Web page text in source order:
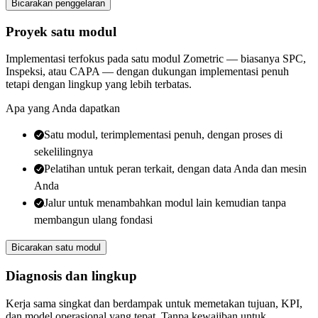
Bicarakan penggelaran
Proyek satu modul
Implementasi terfokus pada satu modul Zometric — biasanya SPC,
Inspeksi, atau CAPA — dengan dukungan implementasi penuh
tetapi dengan lingkup yang lebih terbatas.
Apa yang Anda dapatkan
Satu modul, terimplementasi penuh, dengan proses di
sekelilingnya
Pelatihan untuk peran terkait, dengan data Anda dan mesin
Anda
Jalur untuk menambahkan modul lain kemudian tanpa
membangun ulang fondasi
Bicarakan satu modul
Diagnosis dan lingkup
Kerja sama singkat dan berdampak untuk memetakan tujuan, KPI,